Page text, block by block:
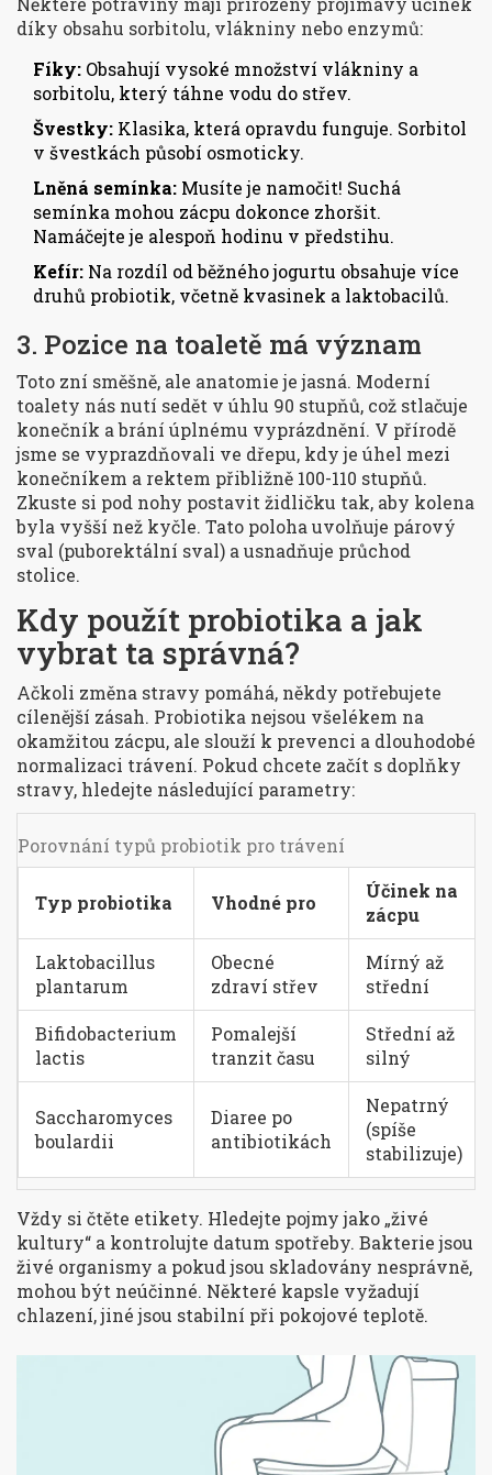
díky obsahu sorbitolu, vlákniny nebo enzymů:
Fíky: Obsahují vysoké množství vlákniny a
sorbitolu, který táhne vodu do střev.
Švestky: Klasika, která opravdu funguje. Sorbitol
v švestkách působí osmoticky.
Lněná semínka: Musíte je namočit! Suchá
semínka mohou zácpu dokonce zhoršit.
Namáčejte je alespoň hodinu v předstihu.
Kefír: Na rozdíl od běžného jogurtu obsahuje více
druhů probiotik, včetně kvasinek a laktobacilů.
3. Pozice na toaletě má význam
Toto zní směšně, ale anatomie je jasná. Moderní
toalety nás nutí sedět v úhlu 90 stupňů, což stlačuje
konečník a brání úplnému vyprázdnění. V přírodě
jsme se vyprazdňovali ve dřepu, kdy je úhel mezi
konečníkem a rektem přibližně 100-110 stupňů.
Zkuste si pod nohy postavit židličku tak, aby kolena
byla vyšší než kyčle. Tato poloha uvolňuje párový
sval (puborektální sval) a usnadňuje průchod
stolice.
Kdy použít probiotika a jak
vybrat ta správná?
Ačkoli změna stravy pomáhá, někdy potřebujete
cílenější zásah. Probiotika nejsou všelékem na
okamžitou zácpu, ale slouží k prevenci a dlouhodobé
normalizaci trávení. Pokud chcete začít s doplňky
stravy, hledejte následující parametry:
Porovnání typů probiotik pro trávení
Typ probiotika Vhodné pro
Účinek na
zácpu
Laktobacillus
plantarum
Obecné
zdraví střev
Mírný až
střední
Bifidobacterium
lactis
Pomalejší
tranzit času
Střední až
silný
Saccharomyces
boulardii
Diaree po
antibiotikách
Nepatrný
(spíše
stabilizuje)
Vždy si čtěte etikety. Hledejte pojmy jako „živé
kultury“ a kontrolujte datum spotřeby. Bakterie jsou
živé organismy a pokud jsou skladovány nesprávně,
mohou být neúčinné. Některé kapsle vyžadují
chlazení, jiné jsou stabilní při pokojové teplotě.